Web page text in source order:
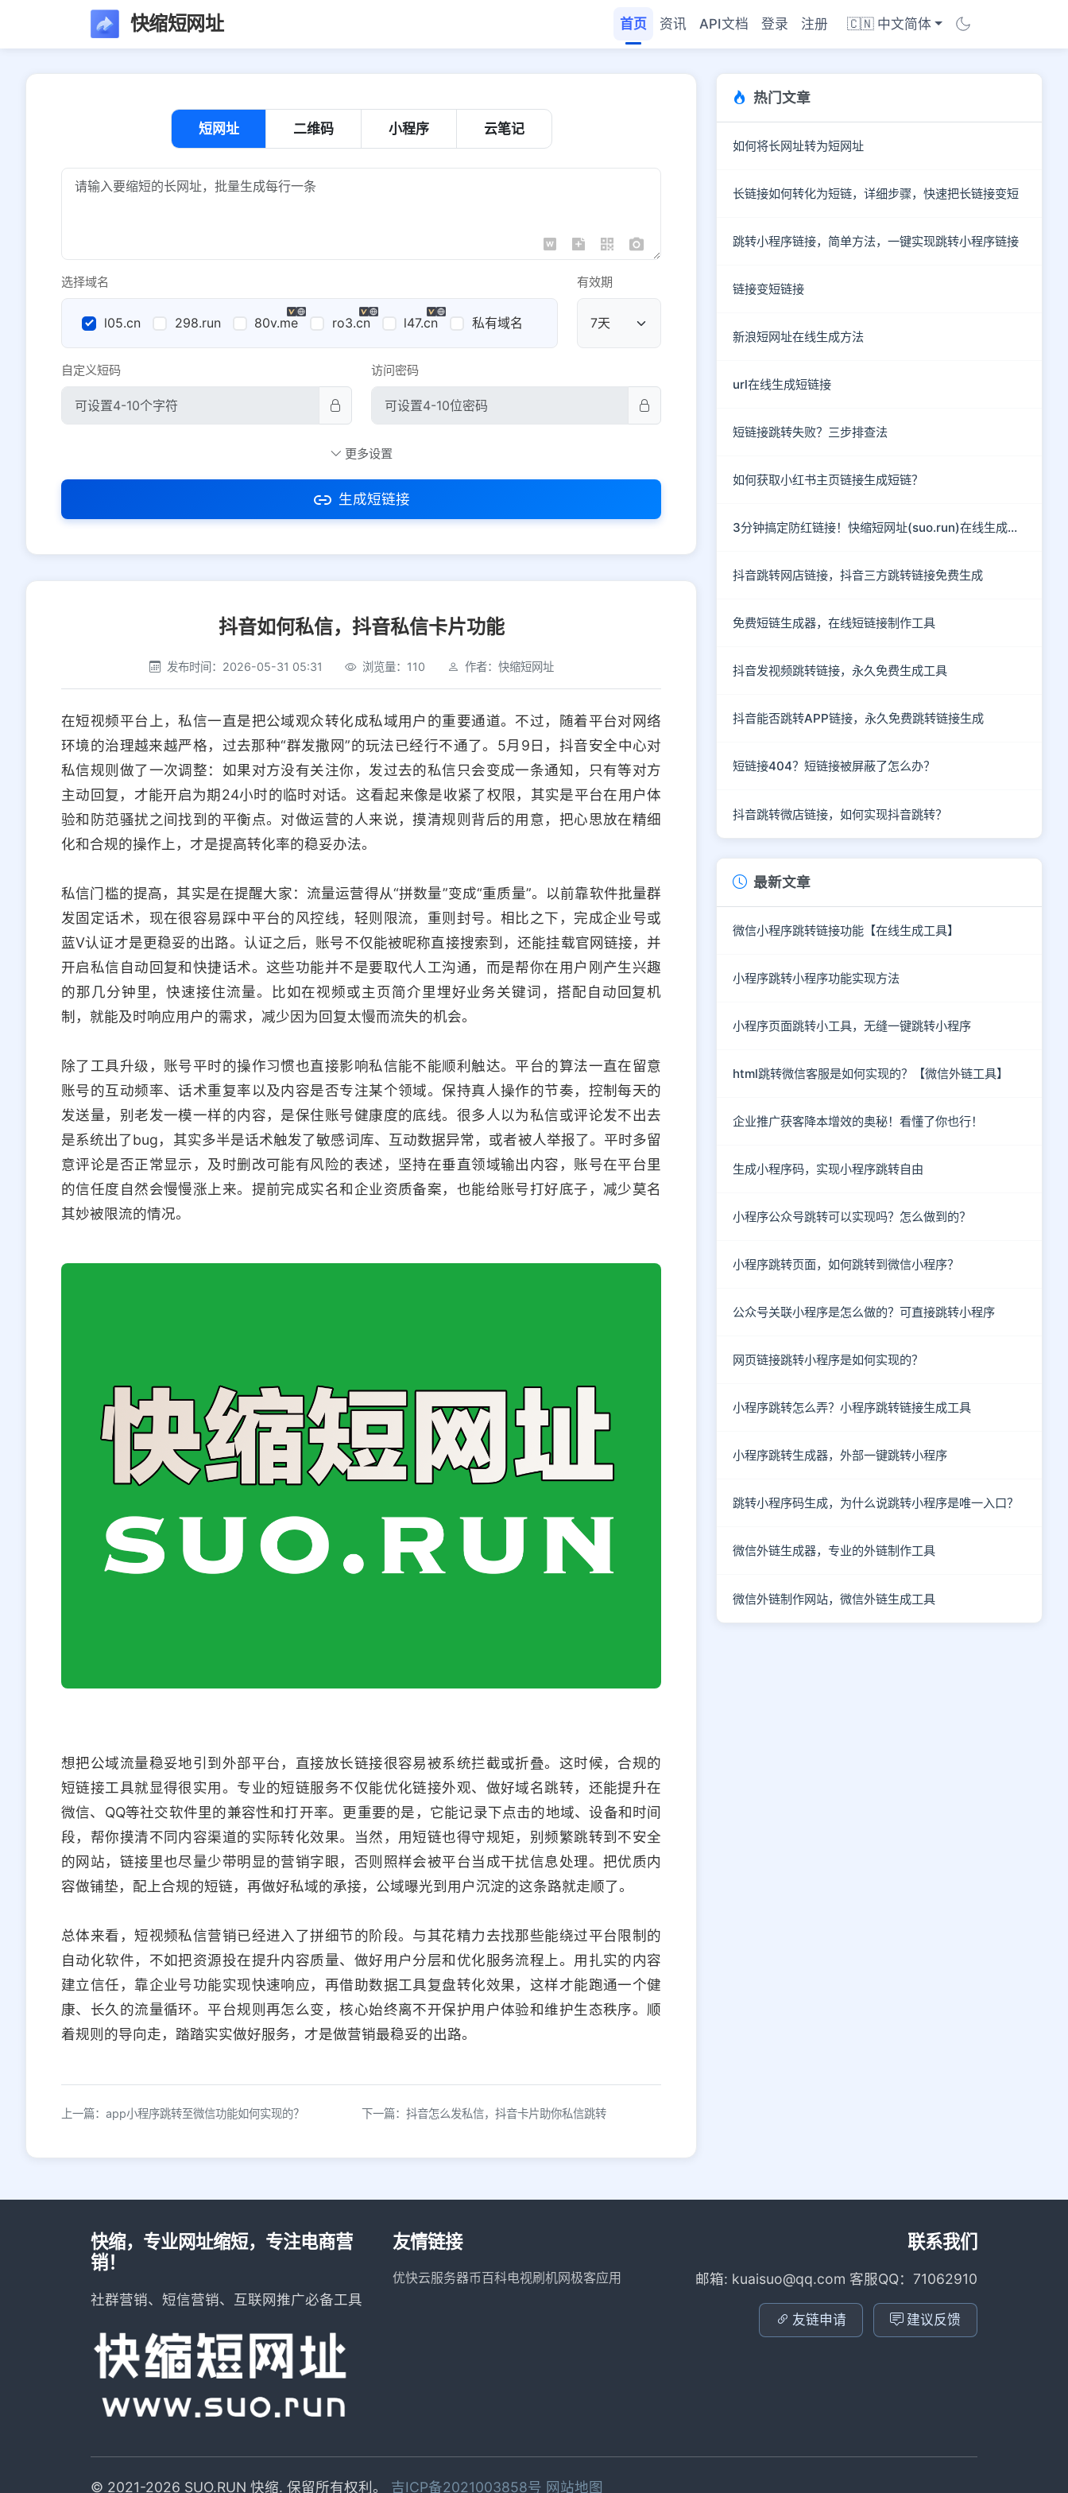
快缩短网址 首页 资讯 API文档 登录 注册 🇨🇳 中文简体
短网址 二维码 小程序 云笔记
选择域名
l05.cn 298.run 80v.me ro3.cn l47.cn 私有域名 公共域名
有效期
自定义短码 访问密码
社交平台 电商平台
选择防红平台类型，避免链接被拦截
平台设置
iOS Android PC 其他
更多设置
生成短链接
抖音如何私信，抖音私信卡片功能
发布时间：2026-05-31 05:31 浏览量：110 作者：快缩短网址
在短视频平台上，私信一直是把公域观众转化成私域用户的重要通道。不过，随着平台对网络
环境的治理越来越严格，过去那种“群发撒网”的玩法已经行不通了。5月9日，抖音安全中心对
私信规则做了一次调整：如果对方没有关注你，发过去的私信只会变成一条通知，只有等对方
主动回复，才能开启为期24小时的临时对话。这看起来像是收紧了权限，其实是平台在用户体
验和防范骚扰之间找到的平衡点。对做运营的人来说，摸清规则背后的用意，把心思放在精细
化和合规的操作上，才是提高转化率的稳妥办法。
私信门槛的提高，其实是在提醒大家：流量运营得从“拼数量”变成“重质量”。以前靠软件批量群
发固定话术，现在很容易踩中平台的风控线，轻则限流，重则封号。相比之下，完成企业号或
蓝V认证才是更稳妥的出路。认证之后，账号不仅能被昵称直接搜索到，还能挂载官网链接，并
开启私信自动回复和快捷话术。这些功能并不是要取代人工沟通，而是帮你在用户刚产生兴趣
的那几分钟里，快速接住流量。比如在视频或主页简介里埋好业务关键词，搭配自动回复机
制，就能及时响应用户的需求，减少因为回复太慢而流失的机会。
除了工具升级，账号平时的操作习惯也直接影响私信能不能顺利触达。平台的算法一直在留意
账号的互动频率、话术重复率以及内容是否专注某个领域。保持真人操作的节奏，控制每天的
发送量，别老发一模一样的内容，是保住账号健康度的底线。很多人以为私信或评论发不出去
是系统出了bug，其实多半是话术触发了敏感词库、互动数据异常，或者被人举报了。平时多留
意评论是否正常显示，及时删改可能有风险的表述，坚持在垂直领域输出内容，账号在平台里
的信任度自然会慢慢涨上来。提前完成实名和企业资质备案，也能给账号打好底子，减少莫名
其妙被限流的情况。
想把公域流量稳妥地引到外部平台，直接放长链接很容易被系统拦截或折叠。这时候，合规的
短链接工具就显得很实用。专业的短链服务不仅能优化链接外观、做好域名跳转，还能提升在
微信、QQ等社交软件里的兼容性和打开率。更重要的是，它能记录下点击的地域、设备和时间
段，帮你摸清不同内容渠道的实际转化效果。当然，用短链也得守规矩，别频繁跳转到不安全
的网站，链接里也尽量少带明显的营销字眼，否则照样会被平台当成干扰信息处理。把优质内
容做铺垫，配上合规的短链，再做好私域的承接，公域曝光到用户沉淀的这条路就走顺了。
总体来看，短视频私信营销已经进入了拼细节的阶段。与其花精力去找那些能绕过平台限制的
自动化软件，不如把资源投在提升内容质量、做好用户分层和优化服务流程上。用扎实的内容
建立信任，靠企业号功能实现快速响应，再借助数据工具复盘转化效果，这样才能跑通一个健
康、长久的流量循环。平台规则再怎么变，核心始终离不开保护用户体验和维护生态秩序。顺
着规则的导向走，踏踏实实做好服务，才是做营销最稳妥的出路。
上一篇：app小程序跳转至微信功能如何实现的？ 下一篇：抖音怎么发私信，抖音卡片助你私信跳转
热门文章
如何将长网址转为短网址
长链接如何转化为短链，详细步骤，快速把长链接变短
跳转小程序链接，简单方法，一键实现跳转小程序链接
链接变短链接
新浪短网址在线生成方法
url在线生成短链接
短链接跳转失败？三步排查法
如何获取小红书主页链接生成短链？
3分钟搞定防红链接！快缩短网址(suo.run)在线生成指南
抖音跳转网店链接，抖音三方跳转链接免费生成
免费短链生成器，在线短链接制作工具
抖音发视频跳转链接，永久免费生成工具
抖音能否跳转APP链接，永久免费跳转链接生成
短链接404？短链接被屏蔽了怎么办？
抖音跳转微店链接，如何实现抖音跳转？
最新文章
微信小程序跳转链接功能【在线生成工具】
小程序跳转小程序功能实现方法
小程序页面跳转小工具，无缝一键跳转小程序
html跳转微信客服是如何实现的？【微信外链工具】
企业推广获客降本增效的奥秘！看懂了你也行！
生成小程序码，实现小程序跳转自由
小程序公众号跳转可以实现吗？怎么做到的？
小程序跳转页面，如何跳转到微信小程序？
公众号关联小程序是怎么做的？可直接跳转小程序
网页链接跳转小程序是如何实现的？
小程序跳转怎么弄？小程序跳转链接生成工具
小程序跳转生成器，外部一键跳转小程序
跳转小程序码生成，为什么说跳转小程序是唯一入口？
微信外链生成器，专业的外链制作工具
微信外链制作网站，微信外链生成工具
快缩，专业网址缩短，专注电商营
销！
社群营销、短信营销、互联网推广必备工具
友情链接
优快云服务器币百科电视刷机网极客应用
联系我们
邮箱: kuaisuo@qq.com 客服QQ：71062910
友链申请 建议反馈
© 2021-2026 SUO.RUN 快缩. 保留所有权利。 吉ICP备2021003858号 网站地图